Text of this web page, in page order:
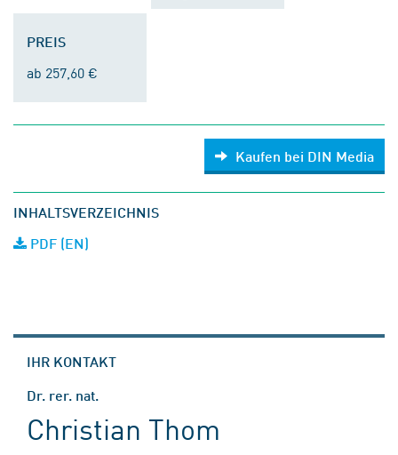
PREIS
ab 257,60 €
Kaufen bei DIN Media
INHALTSVERZEICHNIS
PDF (EN)
IHR KONTAKT
Dr. rer. nat.
Christian Thom